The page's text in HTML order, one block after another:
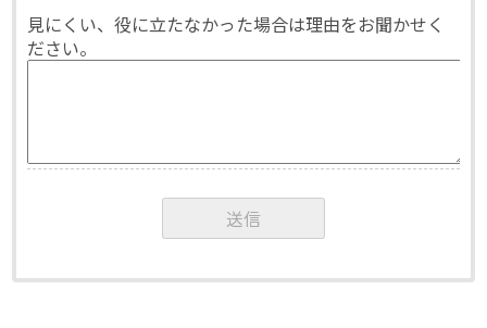
見にくい、役に立たなかった場合は理由をお聞かせく
ださい。